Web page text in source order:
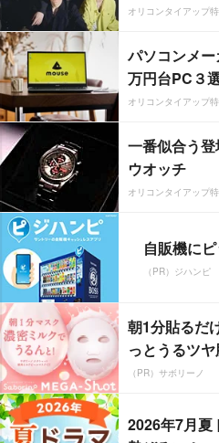
オリコンタイアップ
パソコンメ
万円台PC３選
オリコンタイアップ
一番似合う
ウオッチ
オリコンタイアップ
自販機に
（PR）ジハンピ
朝1分貼るだ
っとうるツ
（PR）サボリーノ
2026年7月夏